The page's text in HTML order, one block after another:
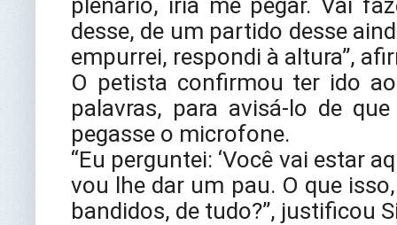
desse, de um partido desse
empurrei, respondi à altura”,
O petista confirmou ter ido
palavras, para avisá-lo de
pegasse o microfone.
“Eu perguntei: ‘Você vai estar
vou lhe dar um pau. O que
bandidos, de tudo?”, justificou